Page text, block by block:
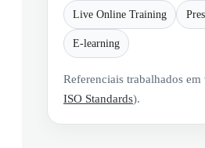
Live Online Training
E-learning
Referenciais trabalhados em
ISO Standards).